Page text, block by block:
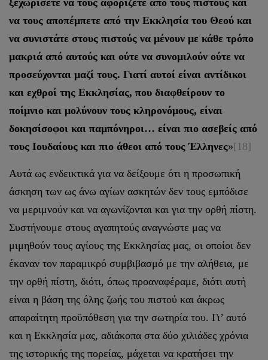
ξεχωρίσετε να τους αφορίζετε από τους πιστούς και
να τους αποπέμπετε από την Εκκλησία του Θεού και
να συνιστάτε στους πιστούς να μένουν με κάθε τρόπο
μακριά από αυτούς και ούτε να συνομιλούν ούτε να
προσεύχονται μαζί τους. Γιατί αυτοί είναι αντίδικοι
και εχθροί της Εκκλησίας, που διαφθείρουν το
ποίμνιο και μολύνουν τους κληρονόμους, είναι
δοκησίσοφοι και παμπόνηροι… είναι πιο ασεβείς από
τους Ιουδαίους και πιο άθεοι από τους Έλληνες»[18]
Αυτά ως ενδεικτικά για να δείξουμε ότι η προσωπική
άσκηση των ως άνω αγίων ασκητών δεν τους εμπόδισε
να μεριμνούν και να αγωνίζονται και για την ορθή πίστη.
Συστήνουμε στους αγαπητούς αναγνώστε μας να
μιμηθούν τους αγίους της Εκκλησίας μας, οι οποίοι δεν
έκαναν τον παραμικρό συμβιβασμό με την αλήθεια, με
την ορθή πίστη, διότι, όπως προαναφέραμε, διότι αυτή
είναι η βάση της όλης ζωής του πιστού και άκρως
απαραίτητη προϋπόθεση για την σωτηρία του. Γι’ αυτό
και η Εκκλησία μας, αδιάκοπα στα δύο χιλιάδες χρόνια
της ιστορικής της πορείας, μάχεται να κρατήσει την